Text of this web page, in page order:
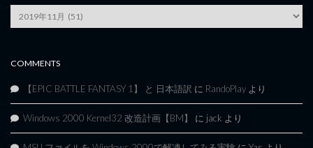
Article
Archives
COMMENTS
【EPIC BATTLE FANTASY 1】 と 日本語訳 に RandoPlay より
Windows 2000 Kernel32 改造計画【BM】 に jack より